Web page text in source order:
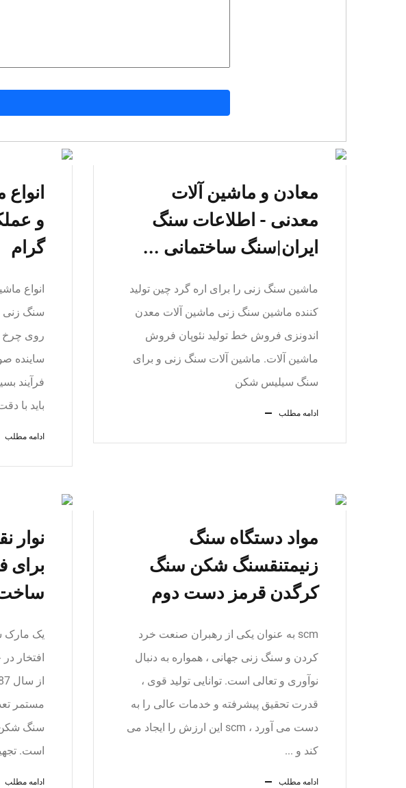
معادن و ماشین آلات
معدنی - اطلاعات سنگ
ایران|سنگ ساختمانی ...
ماشین سنگ زنی را برای اره گرد چین تولید
کننده ماشین سنگ زنی ماشین آلات معدن
اندونزی فروش خط تولید نئوپان فروش
ماشین آلات. ماشین آلات سنگ زنی و برای
سنگ سیلیس شکن
ادامه مطلب
و
گرام
انواع
سنگ زنی
روی چرخ
ساینده
فرآیند
باید با
ادامه مطلب
مواد دستگاه سنگ
زنیمتنقسنگ شکن سنگ
کرگدن قرمز دست دوم
scm به عنوان یكی از رهبران صنعت خرد
كردن و سنگ زنی جهانی ، همواره به دنبال
نوآوری و تعالی است. توانایی تولید قوی ،
قدرت تحقیق پیشرفته و خدمات عالی را به
دست می آورد ، scm این ارزش را ایجاد می
كند و ...
ادامه مطلب
نوار
برای
یک مارک
مستمر
سنگ شکن
است.
ادامه مطلب